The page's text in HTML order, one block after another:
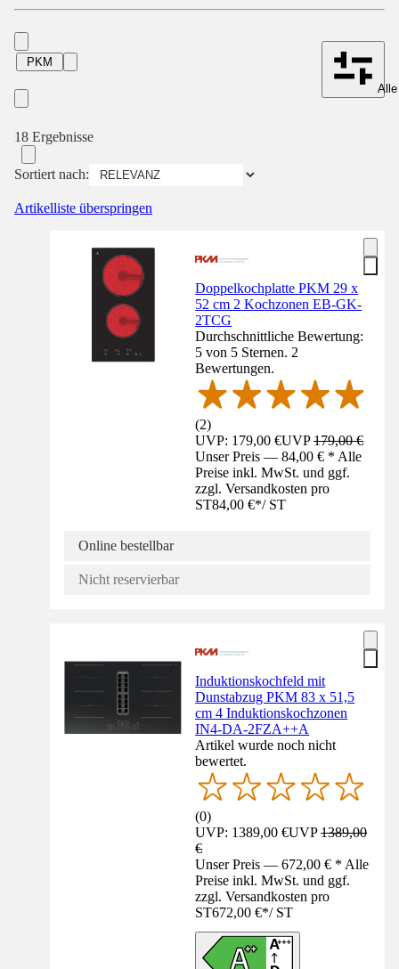
PKM
18 Ergebnisse
Sortiert nach:
Artikelliste überspringen
Doppelkochplatte PKM 29 x
52 cm 2 Kochzonen EB-GK-
2TCG
Durchschnittliche Bewertung:
5 von 5 Sternen. 2
Bewertungen.
(2)
UVP: 179,00 €UVP179,00 €
Unser Preis — 84,00 € * Alle
Preise inkl. MwSt. und ggf.
zzgl. Versandkosten pro
ST84,00 €*/ ST
Online bestellbar
Nicht reservierbar
Induktionskochfeld mit
Dunstabzug PKM 83 x 51,5
cm 4 Induktionskochzonen
IN4-DA-2FZA++A
Artikel wurde noch nicht
bewertet.
(0)
UVP: 1389,00 €UVP1389,00
€
Unser Preis — 672,00 € * Alle
Preise inkl. MwSt. und ggf.
zzgl. Versandkosten pro
ST672,00 €*/ ST